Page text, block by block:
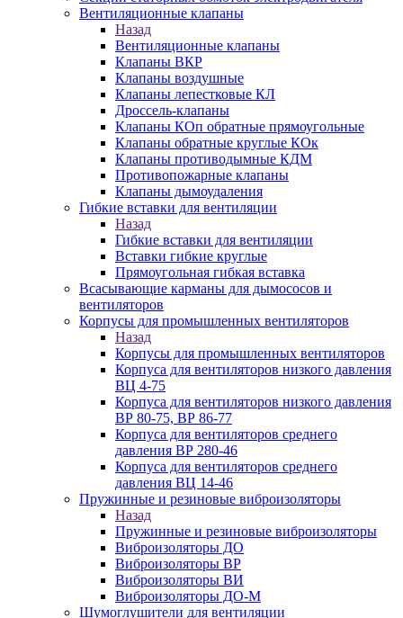
Вентиляционные клапаны
Назад
Вентиляционные клапаны
Клапаны ВКР
Клапаны воздушные
Клапаны лепестковые КЛ
Дроссель-клапаны
Клапаны КОп обратные прямоугольные
Клапаны обратные круглые КОк
Клапаны противодымные КДМ
Противопожарные клапаны
Клапаны дымоудаления
Гибкие вставки для вентиляции
Назад
Гибкие вставки для вентиляции
Вставки гибкие круглые
Прямоугольная гибкая вставка
Всасывающие карманы для дымососов и
вентиляторов
Корпусы для промышленных вентиляторов
Назад
Корпусы для промышленных вентиляторов
Корпуса для вентиляторов низкого давления
ВЦ 4-75
Корпуса для вентиляторов низкого давления
ВР 80-75, ВР 86-77
Корпуса для вентиляторов среднего
давления ВР 280-46
Корпуса для вентиляторов среднего
давления ВЦ 14-46
Пружинные и резиновые виброизоляторы
Назад
Пружинные и резиновые виброизоляторы
Виброизоляторы ДО
Виброизоляторы ВР
Виброизоляторы ВИ
Виброизоляторы ДО-М
Шумоглушители для вентиляции